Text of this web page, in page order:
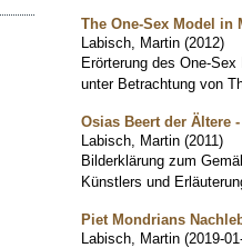
The One-Sex Model in
Labisch, Martin (2012)
Erörterung des One-
unter Betrachtung von
Osias Beert der Ältere
Labisch, Martin (2011)
Bilderklärung zum
Künstlers und
Piet Mondrians
Labisch, Martin (2019-